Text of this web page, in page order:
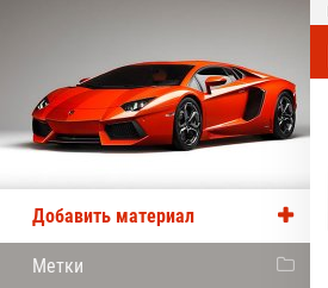
Добавить материал
Метки